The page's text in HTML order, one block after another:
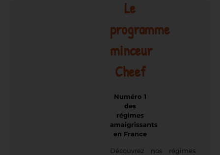
Le
programme
minceur
Cheef
Numéro 1
des
régimes
amaigrissants
en France
Découvrez nos régimes